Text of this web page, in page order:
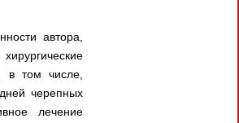
автора,
в том числе,
черепных
лечение